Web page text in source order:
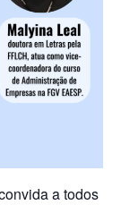
a todos